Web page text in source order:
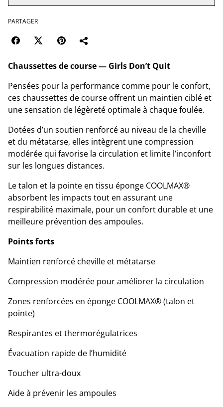
PARTAGER
Chaussettes de course — Girls Don’t Quit
Pensées pour la performance comme pour le confort,
ces chaussettes de course offrent un maintien ciblé et
une sensation de légèreté optimale à chaque foulée.
Dotées d’un soutien renforcé au niveau de la cheville
et du métatarse, elles intègrent une compression
modérée qui favorise la circulation et limite l’inconfort
sur les longues distances.
Le talon et la pointe en tissu éponge COOLMAX®
absorbent les impacts tout en assurant une
respirabilité maximale, pour un confort durable et une
meilleure prévention des ampoules.
Points forts
Maintien renforcé cheville et métatarse
Compression modérée pour améliorer la circulation
Zones renforcées en éponge COOLMAX® (talon et
pointe)
Respirantes et thermorégulatrices
Évacuation rapide de l’humidité
Toucher ultra-doux
Aide à prévenir les ampoules